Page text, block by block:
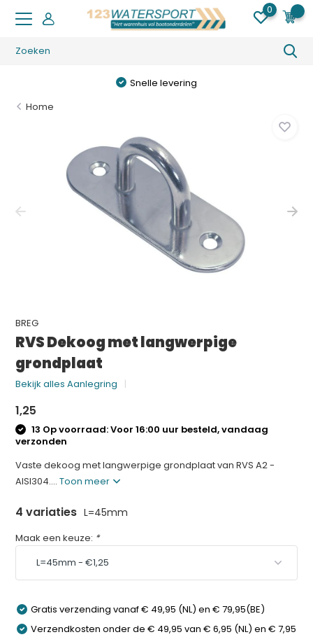
0
Snelle levering
Home
BREG
RVS Dekoog met langwerpige
grondplaat
Bekijk alles Aanlegring
1,25
13 Op voorraad: Voor 16:00 uur besteld, vandaag
verzonden
Vaste dekoog met langwerpige grondplaat van RVS A2 -
AISI304....Toon meer
4 variaties L=45mm
Maak een keuze: *
Gratis verzending vanaf € 49,95 (NL) en € 79,95(BE)
Verzendkosten onder de € 49,95 van € 6,95 (NL) en € 7,95